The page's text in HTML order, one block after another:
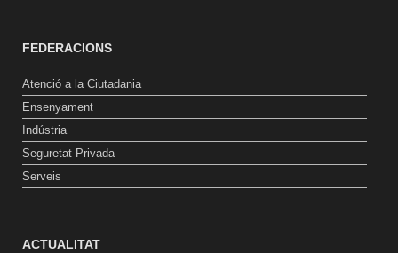
FEDERACIONS
Atenció a la Ciutadania
Ensenyament
Indústria
Seguretat Privada
Serveis
ACTUALITAT